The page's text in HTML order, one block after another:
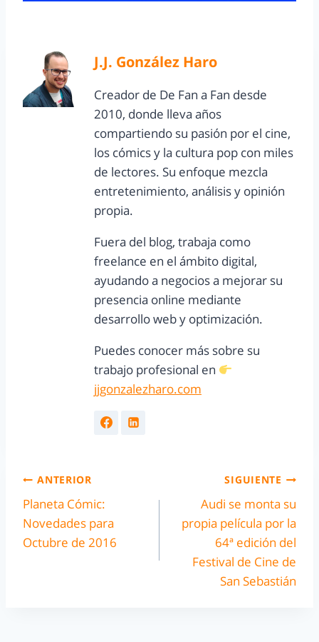
J.J. González Haro
Creador de De Fan a Fan desde
2010, donde lleva años
compartiendo su pasión por el cine,
los cómics y la cultura pop con miles
de lectores. Su enfoque mezcla
entretenimiento, análisis y opinión
propia.
Fuera del blog, trabaja como
freelance en el ámbito digital,
ayudando a negocios a mejorar su
presencia online mediante
desarrollo web y optimización.
Puedes conocer más sobre su
trabajo profesional en
jjgonzalezharo.com
ANTERIOR
Planeta Cómic:
Novedades para
Octubre de 2016
SIGUIENTE
Audi se monta su
propia película por la
64ª edición del
Festival de Cine de
San Sebastián